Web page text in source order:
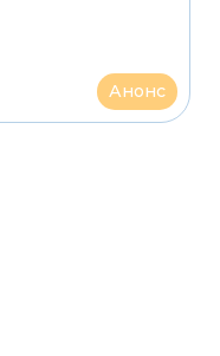
Анонс